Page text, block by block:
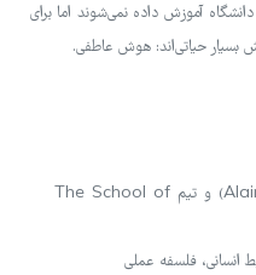
آموزش داده نمی‌شوند اما برای
بسیار حیاتی‌اند: هوش عاطفی.
نویسنده: آلن دوباتن (Alain de Botton) و تیم The School of
فلسفه عملی